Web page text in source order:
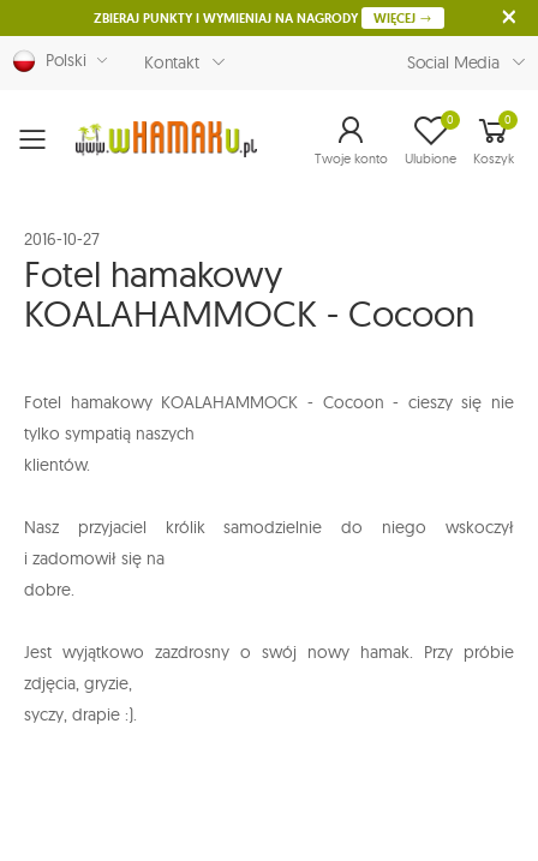
ZBIERAJ PUNKTY I WYMIENIAJ NA NAGRODY WIĘCEJ
Polski Kontakt Social Media
Menu Twoje konto Ulubione
0 0
Koszyk
2016-10-27
Fotel hamakowy
KOALAHAMMOCK - Cocoon
Fotel hamakowy KOALAHAMMOCK - Cocoon - cieszy się nie
tylko sympatią naszych
klientów.
Nasz przyjaciel królik samodzielnie do niego wskoczył
i zadomowił się na
dobre.
Jest wyjątkowo zazdrosny o swój nowy hamak. Przy próbie
zdjęcia, gryzie,
syczy, drapie :).